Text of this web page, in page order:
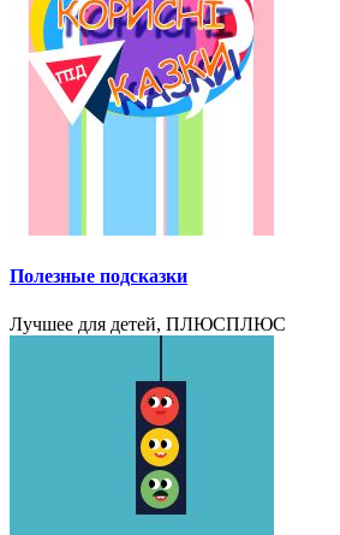
Полезные подсказки
Лучшее для детей, ПЛЮСПЛЮС